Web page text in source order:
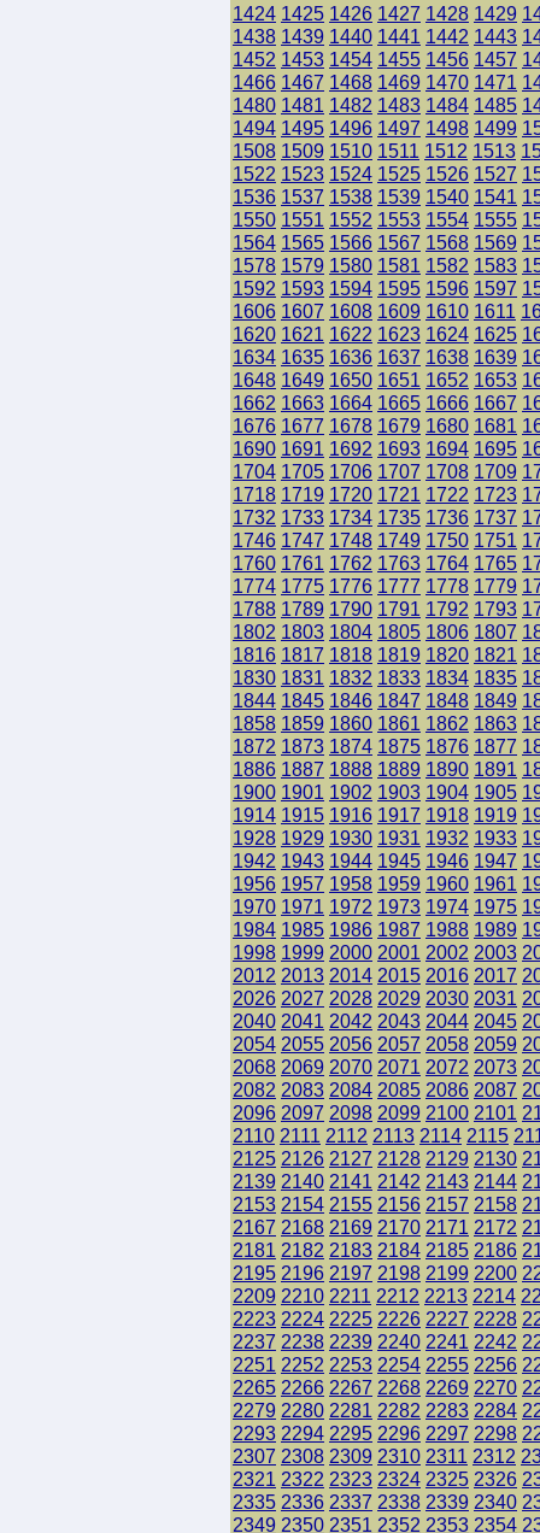
1424 1425 1426 1427 1428 1429
1438 1439 1440 1441 1442 1443
1452 1453 1454 1455 1456 1457
1466 1467 1468 1469 1470 1471
1480 1481 1482 1483 1484 1485
1494 1495 1496 1497 1498 1499
1508 1509 1510 1511 1512 1513
1522 1523 1524 1525 1526 1527
1536 1537 1538 1539 1540 1541
1550 1551 1552 1553 1554 1555
1564 1565 1566 1567 1568 1569
1578 1579 1580 1581 1582 1583
1592 1593 1594 1595 1596 1597
1606 1607 1608 1609 1610 1611
1620 1621 1622 1623 1624 1625
1634 1635 1636 1637 1638 1639
1648 1649 1650 1651 1652 1653
1662 1663 1664 1665 1666 1667
1676 1677 1678 1679 1680 1681
1690 1691 1692 1693 1694 1695
1704 1705 1706 1707 1708 1709
1718 1719 1720 1721 1722 1723
1732 1733 1734 1735 1736 1737
1746 1747 1748 1749 1750 1751
1760 1761 1762 1763 1764 1765
1774 1775 1776 1777 1778 1779
1788 1789 1790 1791 1792 1793
1802 1803 1804 1805 1806 1807
1816 1817 1818 1819 1820 1821
1830 1831 1832 1833 1834 1835
1844 1845 1846 1847 1848 1849
1858 1859 1860 1861 1862 1863
1872 1873 1874 1875 1876 1877
1886 1887 1888 1889 1890 1891
1900 1901 1902 1903 1904 1905
1914 1915 1916 1917 1918 1919
1928 1929 1930 1931 1932 1933
1942 1943 1944 1945 1946 1947
1956 1957 1958 1959 1960 1961
1970 1971 1972 1973 1974 1975
1984 1985 1986 1987 1988 1989
1998 1999 2000 2001 2002 2003
2012 2013 2014 2015 2016 2017
2026 2027 2028 2029 2030 2031
2040 2041 2042 2043 2044 2045
2054 2055 2056 2057 2058 2059
2068 2069 2070 2071 2072 2073
2082 2083 2084 2085 2086 2087
2096 2097 2098 2099 2100 2101
2110 2111 2112 2113 2114 2115
2125 2126 2127 2128 2129 2130
2139 2140 2141 2142 2143 2144
2153 2154 2155 2156 2157 2158
2167 2168 2169 2170 2171 2172
2181 2182 2183 2184 2185 2186
2195 2196 2197 2198 2199 2200
2209 2210 2211 2212 2213 2214
2223 2224 2225 2226 2227 2228
2237 2238 2239 2240 2241 2242
2251 2252 2253 2254 2255 2256
2265 2266 2267 2268 2269 2270
2279 2280 2281 2282 2283 2284
2293 2294 2295 2296 2297 2298
2307 2308 2309 2310 2311 2312
2321 2322 2323 2324 2325 2326
2335 2336 2337 2338 2339 2340
2349 2350 2351 2352 2353 2354